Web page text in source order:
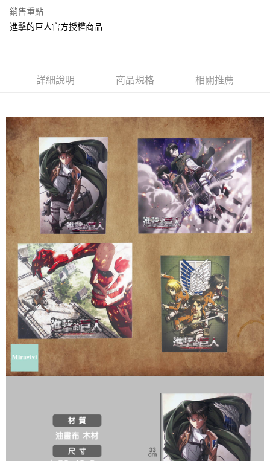
相關說明
AFTEE先享後付是「在收到商品之後才付款」的支付方式。 讓您購物簡單
３．安心：先確認商品／服務後，再付款。
結帳頁面，進行簡訊認證並確認金額後，即可完成結帳。
２．訂單成立數日內，您將收到繳費通知簡訊。
３．收到繳費通知簡訊後14天內，點擊此簡訊中的連結，可透過四大超商／
ATM／網路銀行／等多元方式進行付款，方視為交易完成。
※ 請注意：結帳手續完成當下不需立刻繳費，但若您需要取消訂單，請聯絡
購買商品的店家。未經商家同意取消之訂單仍視為有效，需透過AFTEE先享
後付繳納相關費用。
※ 交易是否成功請以「AFTEE先享後付 」之結帳頁面顯示為準，若有關於
是否繳費成功／繳費後需取消欲退款等相關疑問，請聯繫「AFTEE先享後付
客戶支援中心」https://netprotections.freshdesk.com/support/home
【注意事項】
１．透過由恩沛科技股份有限公司提供之「AFTEE先享後付」服務完成之交
易，需依本服務之必要範圍內提供個人資料，並將交易相關給付款項請求債
權轉讓予恩沛科技股份有限公司。
２．關於個人資料處理事宜，請瀏覽以下網址：
https://aftee.tw/terms/#terms3
３．未成年的使用者請事先徵得法定代理人或監護人之同意方可使用
「AFTEE先享後付」，若未經同意申辦者引起之損失，本公司不負相關責
任。
４．使用「AFTEE先享後付」時，將依據個別帳號之用戶狀況，依本公司即
時審查核予不同之上限額度；若仍有額度不足之情形，本公司將視審查結果
請求用戶進行身份認證。
５．嚴禁一人註冊多個帳號或使用他人資訊註冊。若發現惡意使用之情形，
恩沛科技股份有限公司將有權停止該用戶之使用額度並採取法律行動。
ATM付款
全家付款取貨
付款後全家取貨
每筆NT$60，滿NT$499(含以上)免運費
7-11付款取貨
每筆NT$60，滿NT$499(含以上)免運費
付款後7-11取貨
每筆NT$60，滿NT$499(含以上)免運費
宅配
每筆NT$120，滿NT$499(含以上)免運費
海外宅配 查看運費
銷售重點
進擊的巨人官方授權商品
詳細說明 商品規格 相關推薦